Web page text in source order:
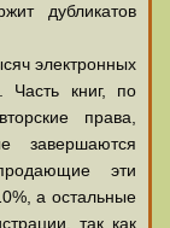
дубликатов
электронных
Часть книг, по
права,
завершаются
эти
а остальные
так как